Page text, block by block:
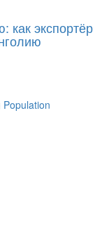
как экспортёр
Population